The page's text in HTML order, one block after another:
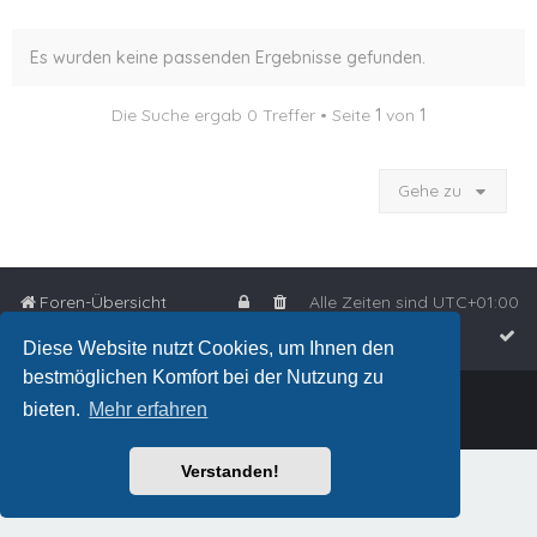
Diese Website nutzt Cookies, um Ihnen den
bestmöglichen Komfort bei der Nutzung zu
bieten. Mehr erfahren
Verstanden!
Es wurden keine passenden Ergebnisse gefunden.
Die Suche ergab 0 Treffer • Seite 1 von 1
Gehe zu
Foren-Übersicht Alle Zeiten sind UTC+01:00
Powered by phpBB™
Deutsche Übersetzung durch